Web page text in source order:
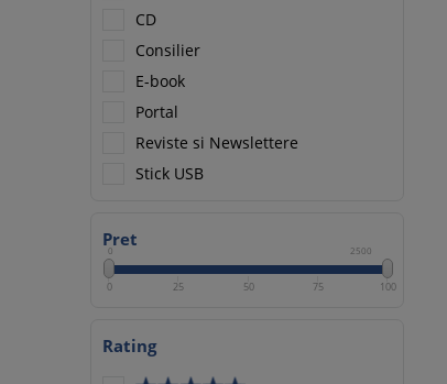
CD
Consilier
E-book
Portal
Reviste si Newslettere
Stick USB
Pret
0 2500
0 25 50 75 100
Rating